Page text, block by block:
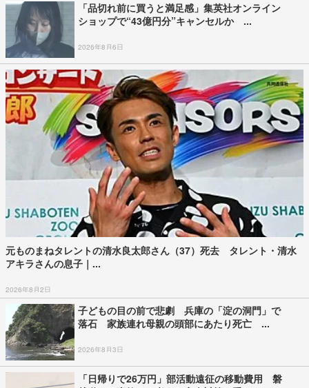
「品切れ前に買うと満足感」集英社オンライン
ショップで“43億円分”キャンセルか ...
2026年8月6日
元ものまねタレントの清水良太郎さん（37）死去 タレント・清水
アキラさんの息子｜...
2026年8月2日
子どもの目の前で悲劇 兵庫の「淀の洞門」で
落石 家族連れ母親の頭部にあたり死亡 ...
2026年8月3日
「日帰りで26万円」部活動遠征の移動費用 磐